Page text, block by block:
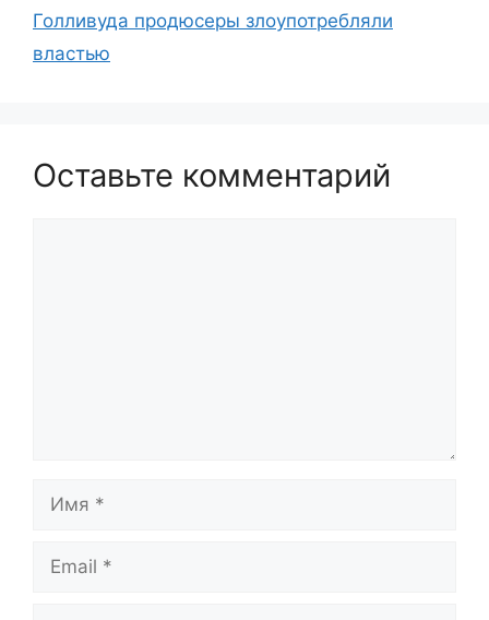
Голливуда продюсеры злоупотребляли
властью
Оставьте комментарий